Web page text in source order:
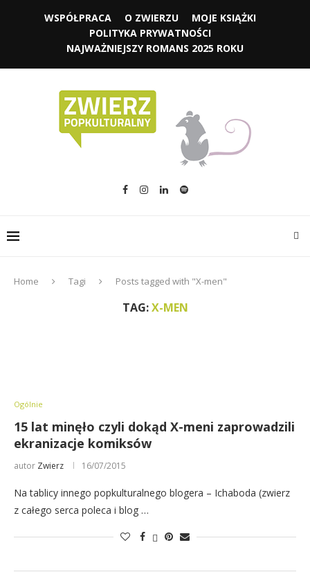
WSPÓŁPRACA O ZWIERZU
MOJE KSIĄŻKI
POLITYKA PRYWATNOŚCI
NAJWAŻNIEJSZY ROMANS 2025 ROKU
Home Tagi Posts tagged with "X-men"
TAG:X-MEN
Ogólnie
15 lat minęło czyli dokąd X-meni zaprowadzili
ekranizacje komiksów
autor Zwierz 16/07/2015
Na tablicy innego popkulturalnego blogera – Ichaboda (zwierz
z całego serca poleca i blog …